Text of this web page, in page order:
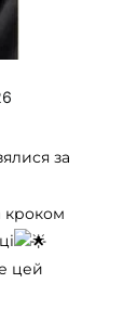
за
кроком
цей